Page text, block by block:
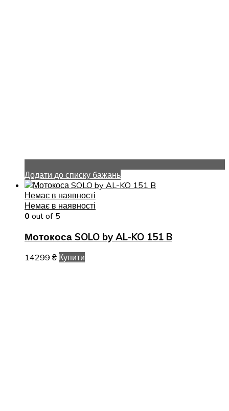
Додати до списку бажань
Немає в наявності
Немає в наявності
0 out of 5
Мотокоса SOLO by AL-KO 151 B
14299 ₴ Купити